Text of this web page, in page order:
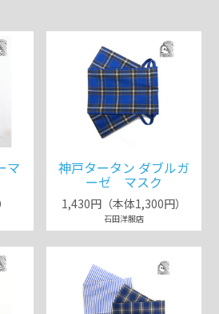
マ 神戸タータン ダブルガ
ーゼ マスク
1,430円（本体1,300円）
石田洋服店